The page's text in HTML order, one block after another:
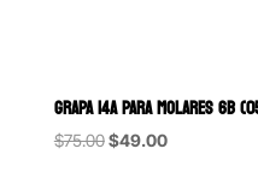
GRAPA 14A PARA MOLARES 6B
$75.00Original
$49.00Current